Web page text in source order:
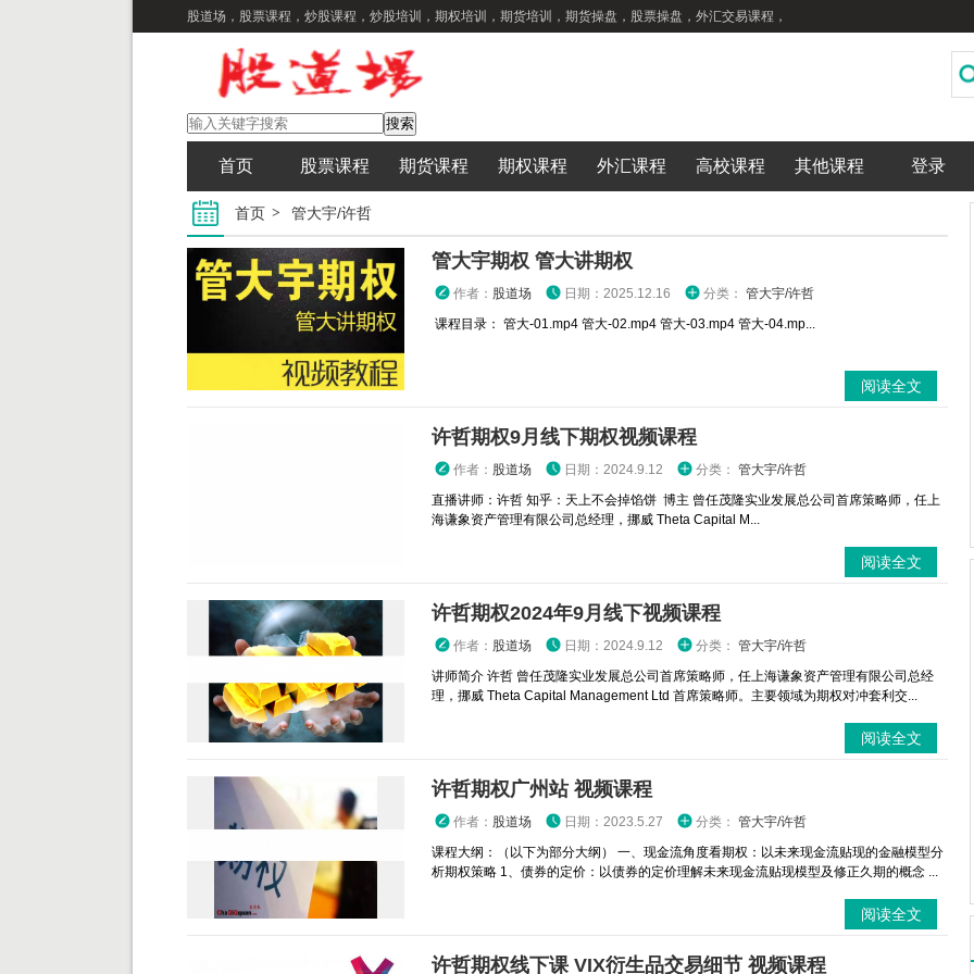
股道场，股票课程，炒股课程，炒股培训，期权培训，期货培训，期货操盘，股票操盘，外汇交易课程，
首页 股票课程 期货课程 期权课程 外汇课程 高校课程 其他课程 登录
首页 管大宇/许哲
管大宇期权 管大讲期权
作者： 股道场 日期：2025.12.16 分类： 管大宇/许哲
课程目录： 管大-01.mp4 管大-02.mp4 管大-03.mp4 管大-04.mp...
阅读全文
许哲期权9月线下期权视频课程
作者： 股道场 日期：2024.9.12 分类： 管大宇/许哲
直播讲师：许哲 知乎：天上不会掉馅饼 博主 曾任茂隆实业发展总公司首席策略师，任上
海谦象资产管理有限公司总经理，挪威 Theta Capital M...
阅读全文
许哲期权2024年9月线下视频课程
作者： 股道场 日期：2024.9.12 分类： 管大宇/许哲
讲师简介 许哲 曾任茂隆实业发展总公司首席策略师，任上海谦象资产管理有限公司总经
理，挪威 Theta Capital Management Ltd 首席策略师。主要领域为期权对冲套利交...
阅读全文
许哲期权广州站 视频课程
作者： 股道场 日期：2023.5.27 分类： 管大宇/许哲
课程大纲：（以下为部分大纲） 一、现金流角度看期权：以未来现金流贴现的金融模型分
析期权策略 1、债券的定价：以债券的定价理解未来现金流贴现模型及修正久期的概念 ...
阅读全文
许哲期权线下课 VIX衍生品交易细节 视频课程